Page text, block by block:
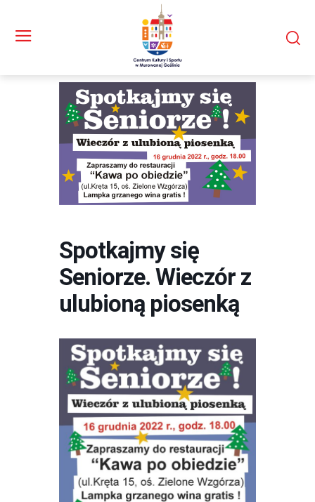
Spotkajmy się
Seniorze. Wieczór z
ulubioną piosenką